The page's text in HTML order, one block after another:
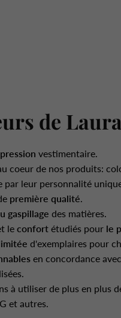
de
vestimentaire.
coeur de nos produits:
par leur personnalité
première qualité
gaspillage des matières.
le confort étudiés pour le
d'exemplaires pour
en concordance
à utiliser de plus en plus
et autres.